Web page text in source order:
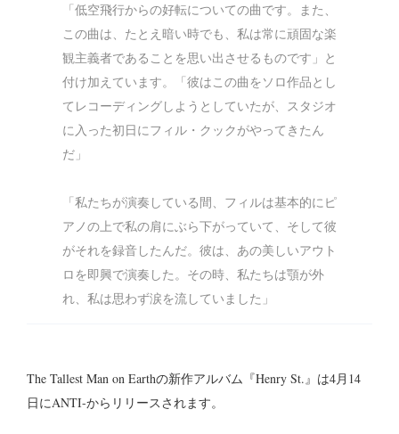
「低空飛行からの好転についての曲です。また、
この曲は、たとえ暗い時でも、私は常に頑固な楽
観主義者であることを思い出させるものです」と
付け加えています。「彼はこの曲をソロ作品とし
てレコーディングしようとしていたが、スタジオ
に入った初日にフィル・クックがやってきたん
だ」
「私たちが演奏している間、フィルは基本的にピ
アノの上で私の肩にぶら下がっていて、そして彼
がそれを録音したんだ。彼は、あの美しいアウト
ロを即興で演奏した。その時、私たちは顎が外
れ、私は思わず涙を流していました」
The Tallest Man on Earthの新作アルバム『Henry St.』は4月14
日にANTI-からリリースされます。